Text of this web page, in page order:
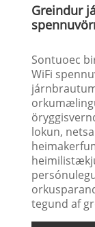
Greindur
Sontuoec
WiFi
lokun,
tegund af